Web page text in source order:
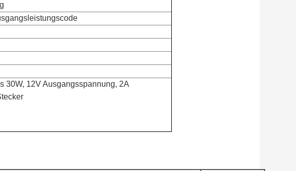
30W, 12V Ausgangsspannung, 2A